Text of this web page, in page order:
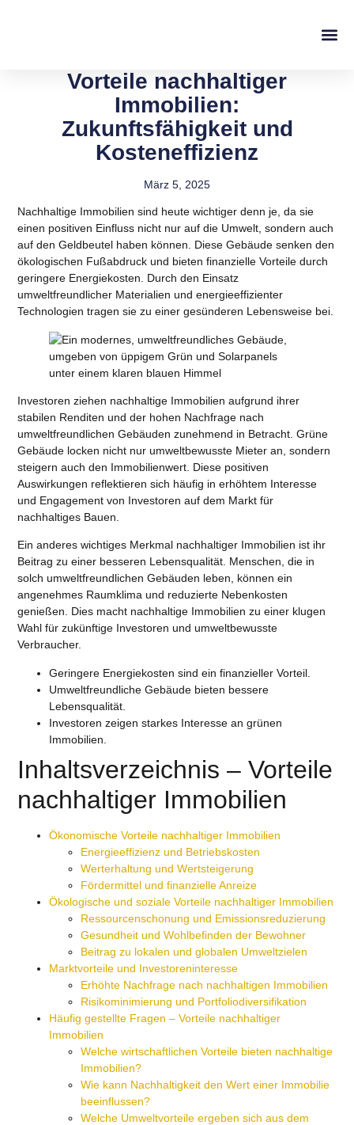
Vorteile nachhaltiger
Immobilien:
Zukunftsfähigkeit und
Kosteneffizienz
März 5, 2025
Nachhaltige Immobilien sind heute wichtiger denn je, da sie
einen positiven Einfluss nicht nur auf die Umwelt, sondern auch
auf den Geldbeutel haben können. Diese Gebäude senken den
ökologischen Fußabdruck und bieten finanzielle Vorteile durch
geringere Energiekosten. Durch den Einsatz
umweltfreundlicher Materialien und energieeffizienter
Technologien tragen sie zu einer gesünderen Lebensweise bei.
Investoren ziehen nachhaltige Immobilien aufgrund ihrer
stabilen Renditen und der hohen Nachfrage nach
umweltfreundlichen Gebäuden zunehmend in Betracht. Grüne
Gebäude locken nicht nur umweltbewusste Mieter an, sondern
steigern auch den Immobilienwert. Diese positiven
Auswirkungen reflektieren sich häufig in erhöhtem Interesse
und Engagement von Investoren auf dem Markt für
nachhaltiges Bauen.
Ein anderes wichtiges Merkmal nachhaltiger Immobilien ist ihr
Beitrag zu einer besseren Lebensqualität. Menschen, die in
solch umweltfreundlichen Gebäuden leben, können ein
angenehmes Raumklima und reduzierte Nebenkosten
genießen. Dies macht nachhaltige Immobilien zu einer klugen
Wahl für zukünftige Investoren und umweltbewusste
Verbraucher.
Geringere Energiekosten sind ein finanzieller Vorteil.
Umweltfreundliche Gebäude bieten bessere
Lebensqualität.
Investoren zeigen starkes Interesse an grünen
Immobilien.
Inhaltsverzeichnis – Vorteile
nachhaltiger Immobilien
Ökonomische Vorteile nachhaltiger Immobilien
Energieeffizienz und Betriebskosten
Werterhaltung und Wertsteigerung
Fördermittel und finanzielle Anreize
Ökologische und soziale Vorteile nachhaltiger Immobilien
Ressourcenschonung und Emissionsreduzierung
Gesundheit und Wohlbefinden der Bewohner
Beitrag zu lokalen und globalen Umweltzielen
Marktvorteile und Investoreninteresse
Erhöhte Nachfrage nach nachhaltigen Immobilien
Risikominimierung und Portfoliodiversifikation
Häufig gestellte Fragen – Vorteile nachhaltiger
Immobilien
Welche wirtschaftlichen Vorteile bieten nachhaltige
Immobilien?
Wie kann Nachhaltigkeit den Wert einer Immobilie
beeinflussen?
Welche Umweltvorteile ergeben sich aus dem